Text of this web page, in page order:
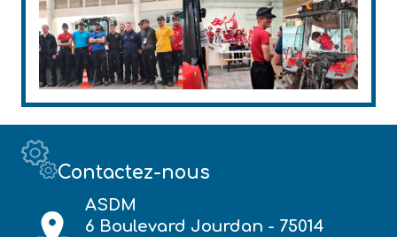
Contactez-nous
ASDM
6 Boulevard Jourdan - 75014